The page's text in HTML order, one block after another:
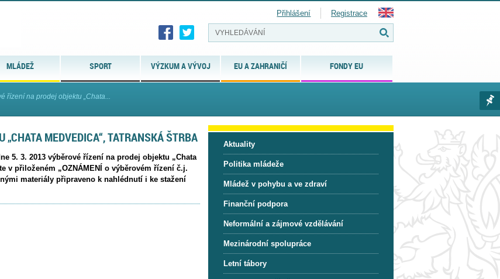
MLÁDEŽ SPORT VÝZKUM A VÝVOJ EU A ZAHRANIČÍ FONDY EU
Přihlášení Registrace
řízení na prodej objektu „Chata...
MEDVEDICA“, TATRANSKÁ ŠTRBA
5. 3. 2013 výběrové řízení na prodej objektu „Chata
v přiloženém „OZNÁMENÍ o výběrovém řízení č.j.
materiály připraveno k nahlédnutí i ke stažení
Aktuality
Politika mládeže
Mládež v pohybu a ve zdraví
Finanční podpora
Neformální a zájmové vzdělávání
Mezinárodní spolupráce
Letní tábory